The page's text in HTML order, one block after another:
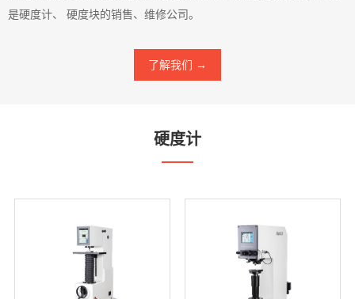
是硬度计、 硬度块的销售、维修公司。
了解我们 →
硬度计